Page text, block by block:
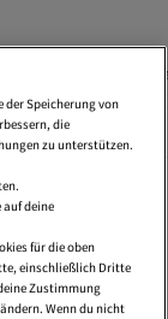
Alles Sehen
Kurz
Midi
Sommerkleider
der Speicherung von
die
zu unterstützen.
deine
für die oben
einschließlich Dritte
Zustimmung
Wenn du nicht